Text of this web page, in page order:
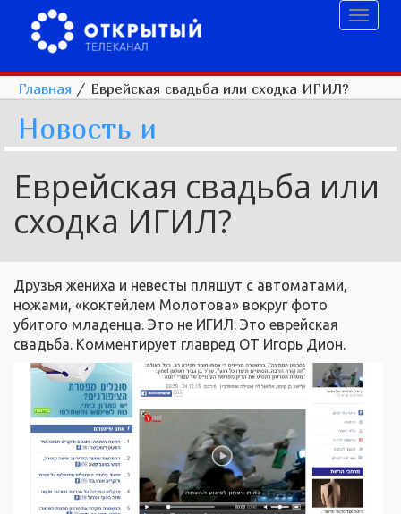
Главная / Еврейская свадьба или сходка ИГИЛ?
Новость и
Еврейская свадьба или
сходка ИГИЛ?
Друзья жениха и невесты пляшут с автоматами,
ножами, «коктейлем Молотова» вокруг фото
убитого младенца. Это не ИГИЛ. Это еврейская
свадьба. Комментирует главред ОТ Игорь Дион.